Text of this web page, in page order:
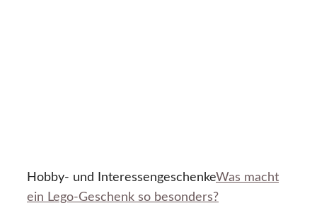
Hobby- und InteressengeschenkeWas macht
ein Lego-Geschenk so besonders?